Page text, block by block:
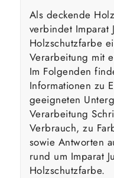
Als deckende
verbindet Imparat
Holzschutzfarbe
Verarbeitung mit
Im Folgenden
Informationen zu
geeigneten
Verarbeitung
Verbrauch, zu
sowie Antworten
rund um Imparat
Holzschutzfarbe.